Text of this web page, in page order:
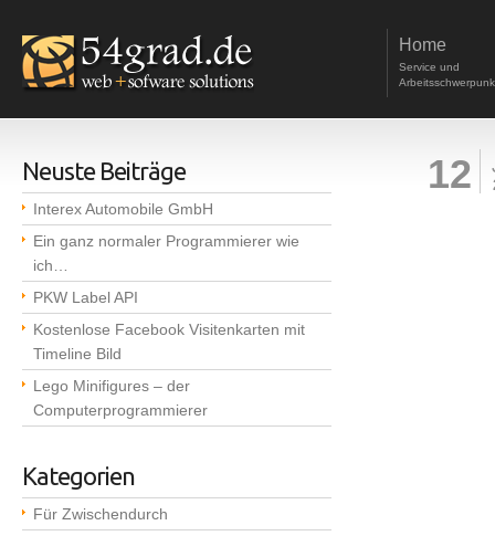
Home
Service und
12
Neuste Beiträge
Interex Automobile GmbH
Ein ganz normaler Programmierer wie
ich…
PKW Label API
Kostenlose Facebook Visitenkarten mit
Timeline Bild
Lego Minifigures – der
Computerprogrammierer
Kategorien
Für Zwischendurch